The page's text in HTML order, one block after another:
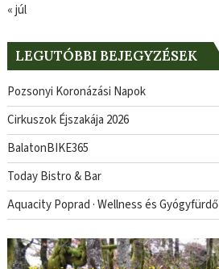
« júl
LEGUTÓBBI BEJEGYZÉSEK
Pozsonyi Koronázási Napok
Cirkuszok Éjszakája 2026
BalatonBIKE365
Today Bistro & Bar
Aquacity Poprad · Wellness és Gyógyfürdő